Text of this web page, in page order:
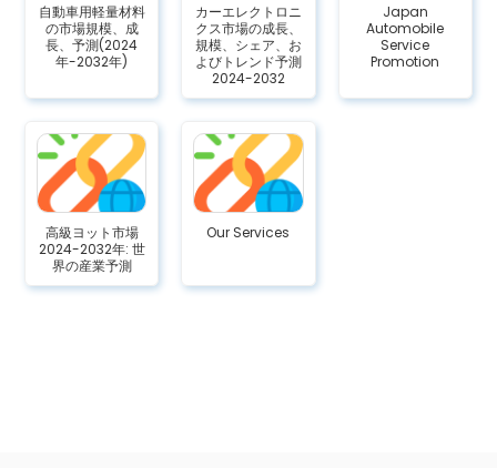
自動車用軽量材料
の市場規模、成
長、予測(2024
年-2032年)
カーエレクトロニ
クス市場の成長、
規模、シェア、お
よびトレンド予測
2024-2032
Japan
Automobile
Service
Promotion
高級ヨット市場
2024-2032年: 世
界の産業予測
Our Services